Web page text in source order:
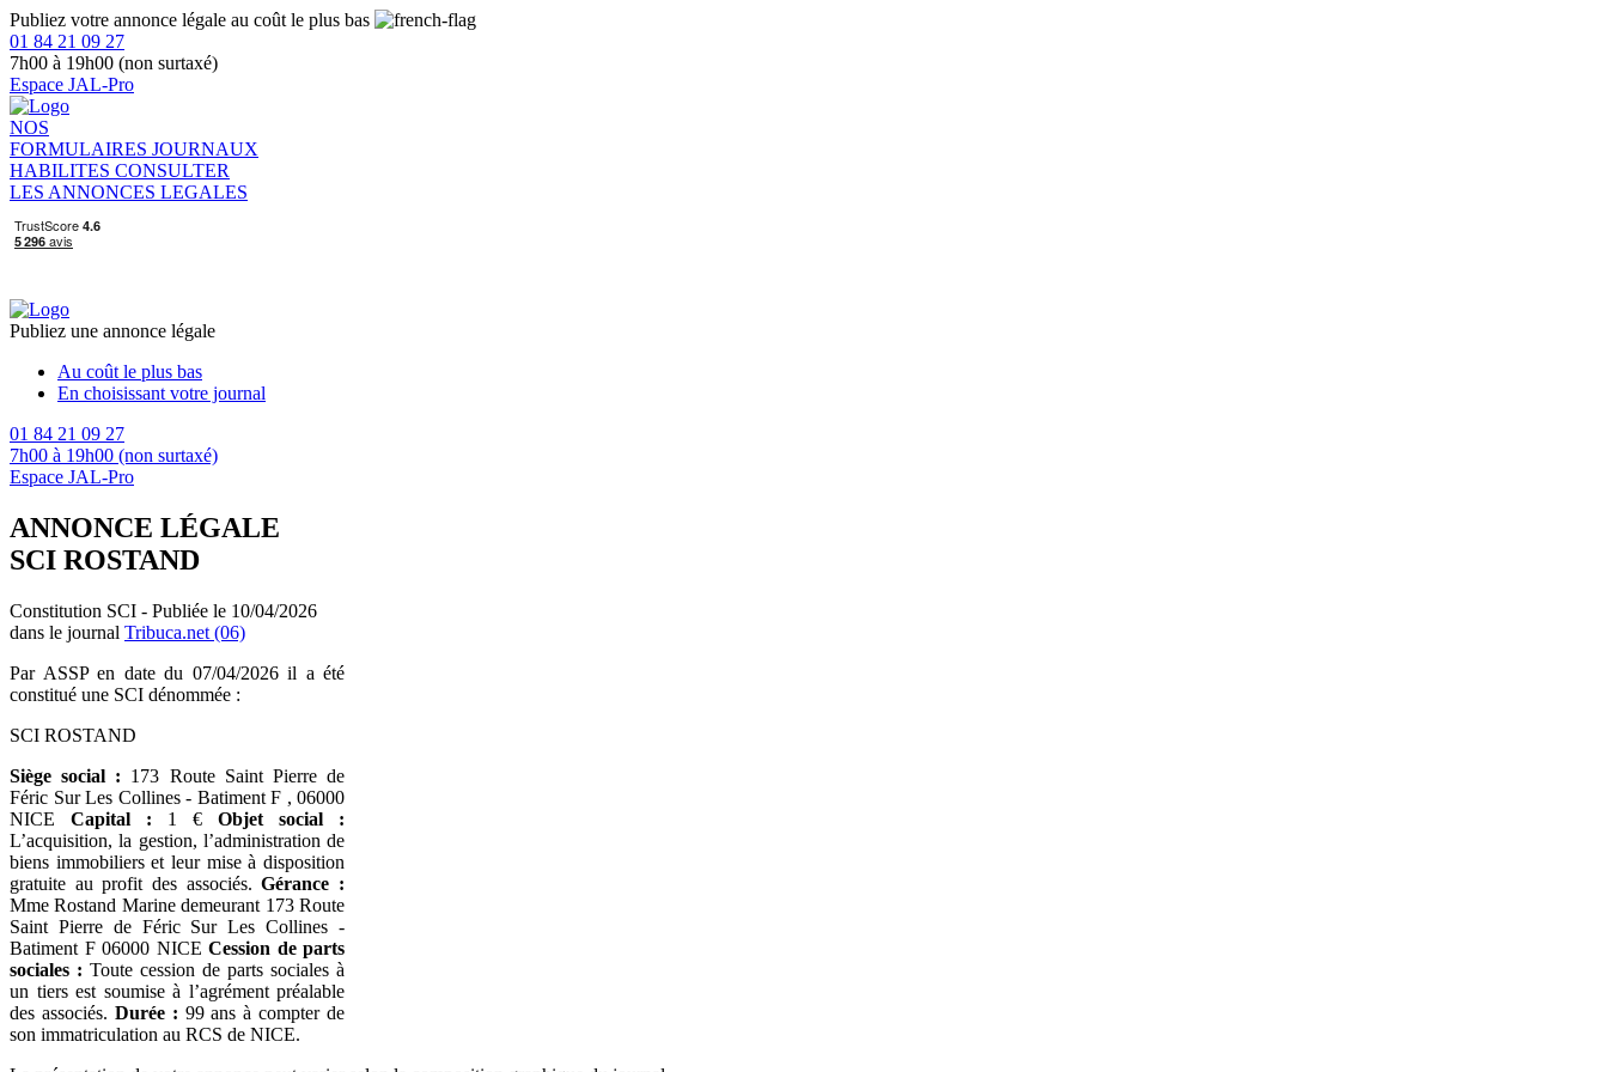
Publiez votre annonce légale au coût le plus bas
01 84 21 09 27
7h00 à 19h00 (non surtaxé)
Espace JAL-Pro
NOS
FORMULAIRES JOURNAUX
HABILITES CONSULTER
LES ANNONCES LEGALES
Publiez une annonce légale
Au coût le plus bas
En choisissant votre journal
01 84 21 09 27
7h00 à 19h00 (non surtaxé)
Espace JAL-Pro
ANNONCE LÉGALE
SCI ROSTAND
Constitution SCI - Publiée le 10/04/2026
dans le journal Tribuca.net (06)
Par ASSP en date du 07/04/2026 il a été
constitué une SCI dénommée :
SCI ROSTAND
Siège social : 173 Route Saint Pierre de
Féric Sur Les Collines - Batiment F , 06000
NICE Capital : 1 € Objet social :
L’acquisition, la gestion, l’administration de
biens immobiliers et leur mise à disposition
gratuite au profit des associés.Gérance :
Mme Rostand Marine demeurant 173 Route
Saint Pierre de Féric Sur Les Collines -
Batiment F 06000 NICE Cession de parts
sociales : Toute cession de parts sociales à
un tiers est soumise à l’agrément préalable
des associés. Durée : 99 ans à compter de
son immatriculation au RCS de NICE.